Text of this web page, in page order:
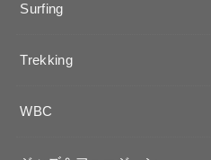
Surfing
Trekking
WBC